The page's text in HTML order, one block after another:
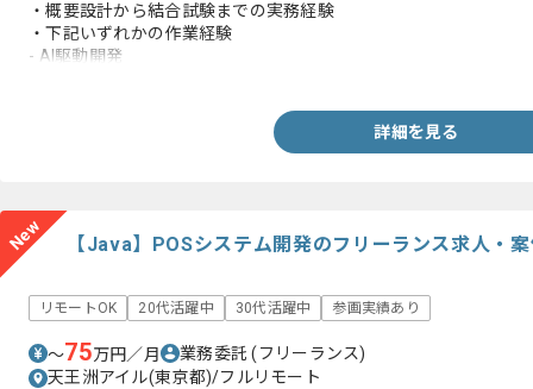
・概要設計から結合試験までの実務経験
・下記いずれかの作業経験
- AI駆動開発
詳細を見る
New 【Java】POSシステム開発のフリーランス求人・
リモートOK 20代活躍中 30代活躍中 参画実績あり
〜75万円／月 業務委託(フリーランス)
天王洲アイル(東京都)/フルリモート